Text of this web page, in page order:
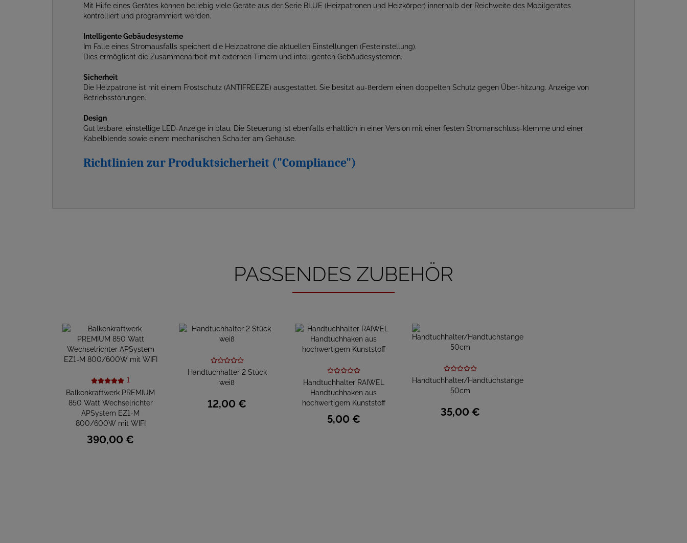
Mit Hilfe eines Gerätes können beliebig viele Geräte aus der Serie BLUE (Heizpatronen und Heizkörper) innerhalb der Reichweite des Mobilgerätes
kontrolliert und programmiert werden.
Intelligente Gebäudesysteme
Im Falle eines Stromausfalls speichert die Heizpatrone die aktuellen Einstellungen (Festeinstellung).
Dies ermöglicht die Zusammenarbeit mit externen Timern und intelligenten Gebäudesystemen.
Sicherheit
Die Heizpatrone ist mit einem Frostschutz (ANTIFREEZE) ausgestattet. Sie besitzt au-ßerdem einen doppelten Schutz gegen Über-hitzung. Anzeige von
Betriebsstörungen.
Design
Gut lesbare, einstellige LED-Anzeige in blau. Die Steuerung ist ebenfalls erhältlich in einer Version mit einer festen Stromanschluss-klemme und einer
Kabelblende sowie einem mechanischen Schalter am Gehäuse.
Richtlinien zur Produktsicherheit ("Compliance")
PASSENDES ZUBEHÖR
1
Balkonkraftwerk PREMIUM
850 Watt Wechselrichter
APSystem EZ1-M
800/600W mit WIFI
390,00 €
Handtuchhalter 2 Stück
weiß
12,00 €
Handtuchhalter RAIWEL
Handtuchhaken aus
hochwertigem Kunststoff
5,00 €
Handtuchhalter/Handtuchstange
50cm
35,00 €